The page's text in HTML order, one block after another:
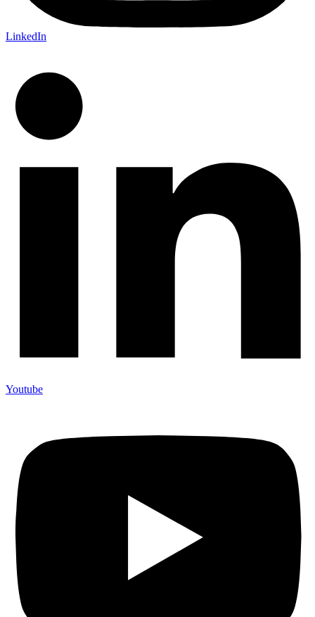
LinkedIn
Youtube